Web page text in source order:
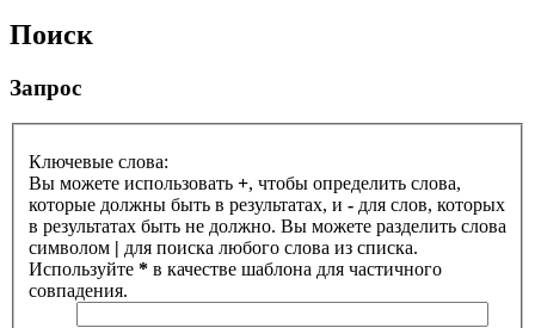
Поиск
Запрос
Ключевые слова:
Вы можете использовать +, чтобы определить слова,
которые должны быть в результатах, и - для слов, которых
в результатах быть не должно. Вы можете разделить слова
символом | для поиска любого слова из списка.
Используйте * в качестве шаблона для частичного
совпадения.